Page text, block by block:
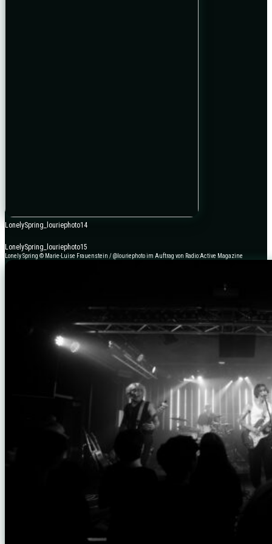
LonelySpring_louriephoto14
LonelySpring_louriephoto15
Lonely Spring © Marie-Luise Frauenstein / @louriephoto im Auftrag von Radio:Active Magazine